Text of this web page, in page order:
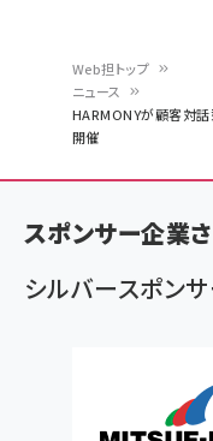
く
ず
Web担トップ
ニュース
HARMONYが顧客対
開催
スポンサー企業
シルバースポン